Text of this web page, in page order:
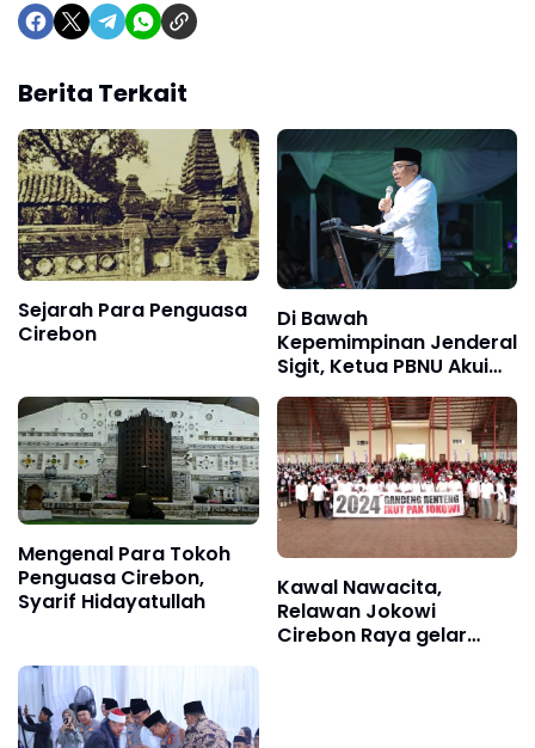
Berita Terkait
Sejarah Para Penguasa
Cirebon
Di Bawah
Kepemimpinan Jenderal
Sigit, Ketua PBNU Akui
Ketentraman Dirasakan
Masyarakat
Mengenal Para Tokoh
Penguasa Cirebon,
Syarif Hidayatullah
Kawal Nawacita,
Relawan Jokowi
Cirebon Raya gelar